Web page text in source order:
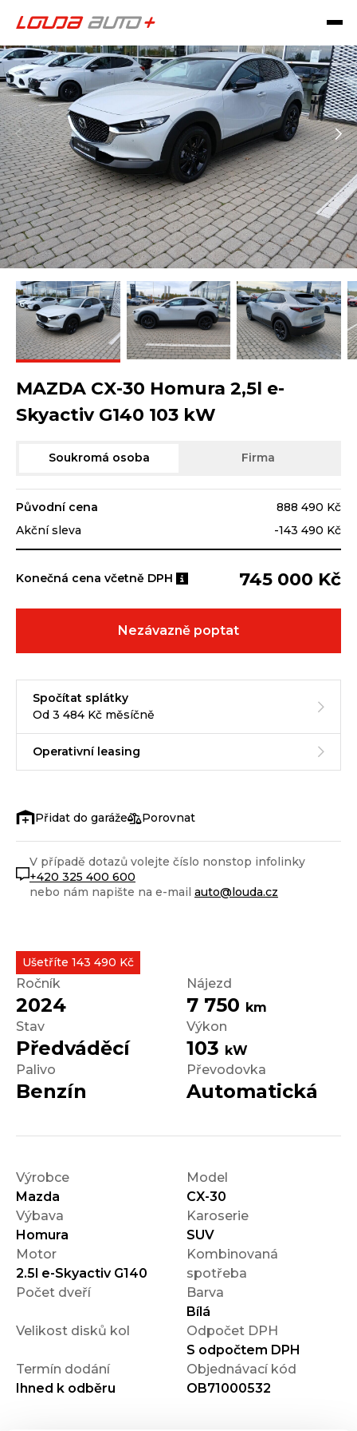
Ušetříte 143 490 Kč
Ročník
2024
Nájezd
7 750 km
Stav
Předváděcí
Výkon
103 kW
Palivo
Benzín
Převodovka
Automatická
Výrobce
Mazda
Model
CX-30
Výbava
Homura
Karoserie
SUV
Motor
2.5l e-Skyactiv G140
Kombinovaná
spotřeba
Počet dveří
Barva
Bílá
Velikost disků kol
Odpočet DPH
S odpočtem DPH
Termín dodání
Ihned k odběru
Objednávací kód
OB71000532
MAZDA CX-30 Homura 2,5l e-
Skyactiv G140 103 kW
Soukromá osoba Firma
Původní cena
888 490 Kč
Akční sleva
-143 490 Kč
Konečná cena včetně DPH 745 000 Kč
Nezávazně poptat
Spočítat splátky
Od 3 484 Kč měsíčně
Operativní leasing
Porovnat
V případě dotazů volejte číslo nonstop infolinky
+420 325 400 600
nebo nám napište na e-mail auto@louda.cz